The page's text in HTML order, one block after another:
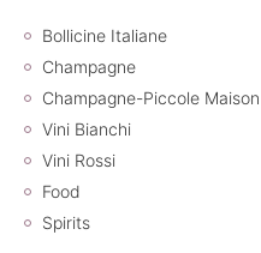
Bollicine Italiane
Champagne
Champagne-Piccole Maison
Vini Bianchi
Vini Rossi
Food
Spirits